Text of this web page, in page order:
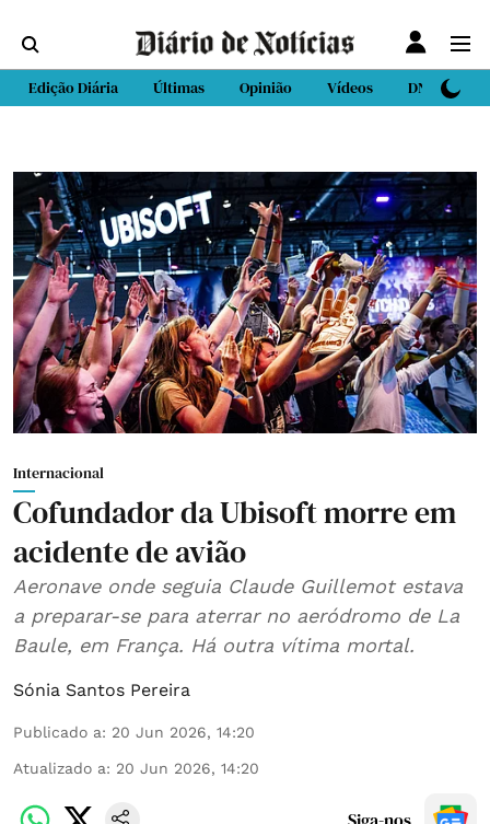
Edição Diária Últimas Opinião Vídeos DN Sport
Internacional
Cofundador da Ubisoft morre em
acidente de avião
Aeronave onde seguia Claude Guillemot estava
a preparar-se para aterrar no aeródromo de La
Baule, em França. Há outra vítima mortal.
Sónia Santos Pereira
Publicado a: 20 Jun 2026, 14:20
Atualizado a: 20 Jun 2026, 14:20
Siga-nos